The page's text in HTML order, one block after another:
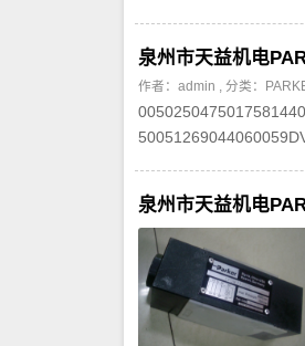
泉州市天益机电
作者：admin , 分类：
泉州市天益机电